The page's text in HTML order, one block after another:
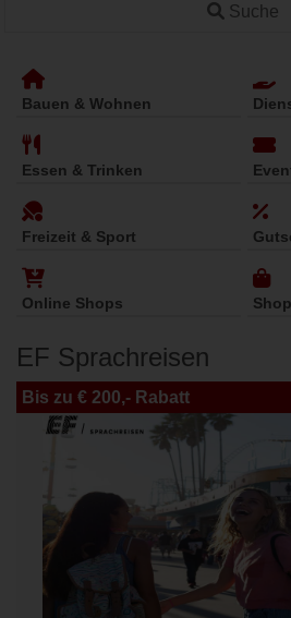
Suche
Bauen & Wohnen
Essen & Trinken
Freizeit & Sport
Online Shops
EF Sprachreisen
Bis zu € 200,- Rabatt